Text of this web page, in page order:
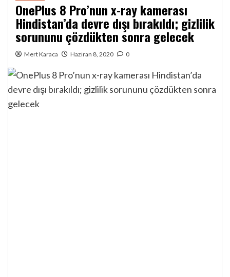
OnePlus 8 Pro’nun x-ray kamerası
Hindistan’da devre dışı bırakıldı; gizlilik
sorununu çözdükten sonra gelecek
Mert Karaca Haziran 8, 2020 0